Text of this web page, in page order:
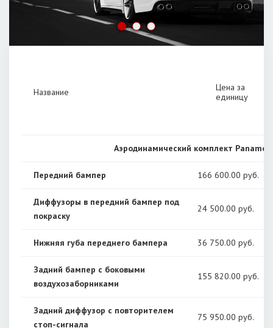
Название
Цена за
единицу
Аэродинамический комплект
Передний бампер 166 600.00 руб.
Диффузоры в передний бампер под
покраску
24 500.00 руб.
Нижняя губа переднего бампера 36 750.00 руб.
Задний бампер с боковыми
воздухозаборниками
155 820.00 руб.
Задний диффузор с повторителем
стоп-сигнала
75 950.00 руб.